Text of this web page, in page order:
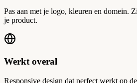
Pas aan met je logo, kleuren en domein.
je product.
Werkt overal
Responsive design dat perfect werkt op